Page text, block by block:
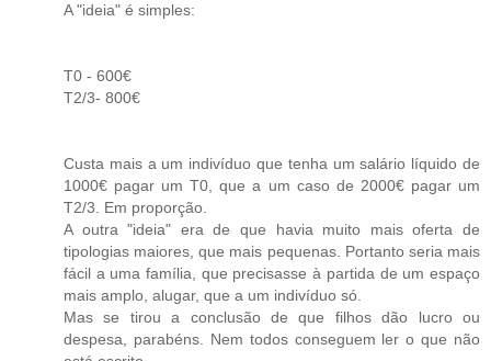
A "ideia" é simples:
T0 - 600€
T2/3- 800€
Custa mais a um indivíduo que tenha um salário líquido de
1000€ pagar um T0, que a um caso de 2000€ pagar um
T2/3. Em proporção.
A outra "ideia" era de que havia muito mais oferta de
tipologias maiores, que mais pequenas. Portanto seria mais
fácil a uma família, que precisasse à partida de um espaço
mais amplo, alugar, que a um indivíduo só.
Mas se tirou a conclusão de que filhos dão lucro ou
despesa, parabéns. Nem todos conseguem ler o que não